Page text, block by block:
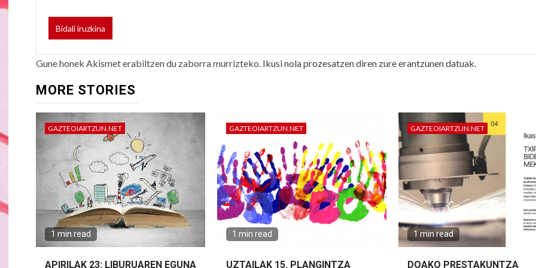
Gune honek Akismet erabiltzen du zaborra murrizteko. Ikusi nola prozesatzen diren zure erantzunen datuak.
MORE STORIES
GAZTEOIARTZUN.NET
1 min read
APIRILAK 23: LIBURUAREN EGUNA
GAZTEOIARTZUN.NET
1 min read
UZTAILAK 15. PLANGINTZA
GAZTEOIARTZUN.NET
1 min read
DOAKO PRESTAKUNTZA